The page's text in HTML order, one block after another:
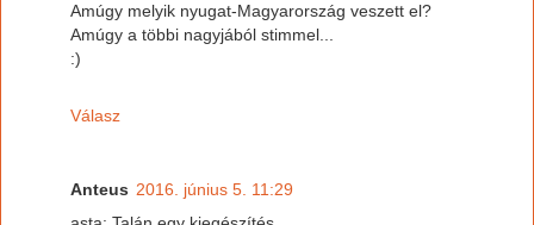
Amúgy melyik nyugat-Magyarország veszett el?
Amúgy a többi nagyjából stimmel...
:)
Válasz
Anteus 2016. június 5. 11:29